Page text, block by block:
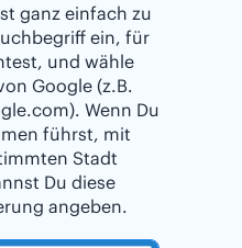
ganz einfach zu
ein, für
und wähle
Google (z.B.
Wenn Du
führst, mit
Stadt
Du diese
angeben.